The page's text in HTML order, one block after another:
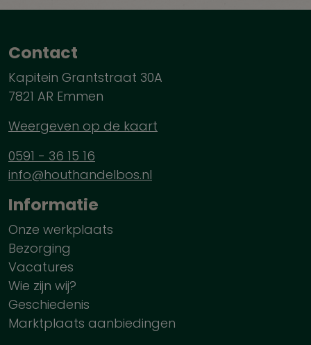
Contact
Kapitein Grantstraat 30A
7821 AR Emmen
Weergeven op de kaart
0591 - 36 15 16
info@houthandelbos.nl
Informatie
Onze werkplaats
Bezorging
Vacatures
Wie zijn wij?
Geschiedenis
Marktplaats aanbiedingen